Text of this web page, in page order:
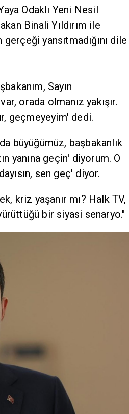
Odaklı Yeni Nesil
Binali Yıldırım ile
yansıtmadığını dile
Sayın
orada olmanız yakışır.
geçmeyeyim' dedi.
büyüğümüz, başbakanlık
yanına geçin' diyorum. O
sen geç' diyor.
kriz yaşanır mı? Halk TV,
bir siyasi senaryo."